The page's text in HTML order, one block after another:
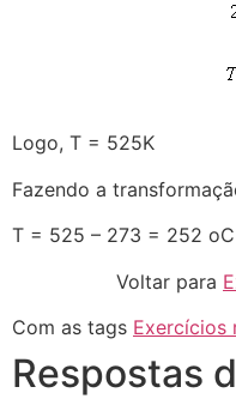
Logo, T = 525K
Fazendo a
T = 525 – 273 = 252 oC
Voltar para
Com as tags Exercícios
Respostas